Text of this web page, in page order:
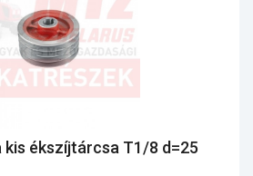
kis ékszíjtárcsa T1/8 d=25